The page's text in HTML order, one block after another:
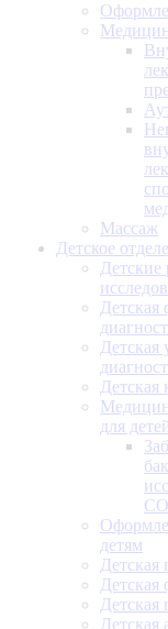
Массаж
Детское
Детские
Детская
Детская
Детская
для
детям
Детская
Детская
Детская
Детская